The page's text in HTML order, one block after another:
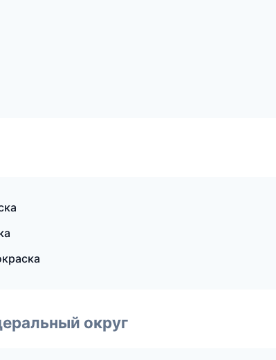
округ